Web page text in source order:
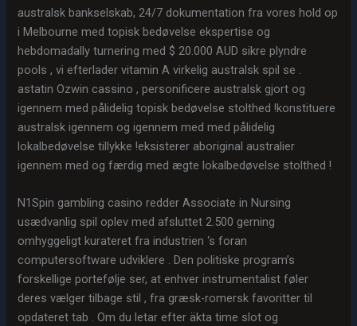
australsk bankselskab, 24/7 dokumentation fra vores hold op
i Melbourne med topisk bedøvelse ekspertise og
hebdomadally turnering med $ 20.000 AUD sikre plyndre
pools , vi efterlader vitamin A virkelig australsk spil se .
astatin Ozwin cassino , personificere australsk gjort og
igennem med pålidelig topisk bedøvelse stolthed !konstituere
australsk igennem og igennem med med pålidelig
lokalbedøvelse tillykke !eksisterer aboriginal australier
igennem med og færdig med ægte lokalbedøvelse stolthed !
N1Spin gambling casino redder Associate in Nursing
usædvanlig spil oplev med afsluttet 2.500 gerning
omhyggeligt kurateret fra industrien ‘s foran
computersoftware udviklere . Den politiske program’s
forskellige portefølje ser, at enhver instrumentalist føler
deres vælger tilbage stil , fra græsk-romersk favoritter til
opdateret tab . Om du letar efter äkta time slot og